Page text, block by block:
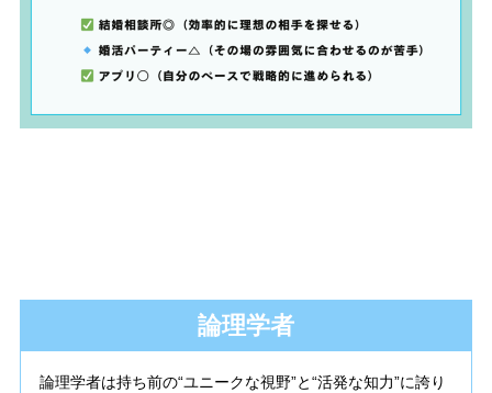
論理学者
論理学者は持ち前の“ユニークな視野”と“活発な知力”に誇り